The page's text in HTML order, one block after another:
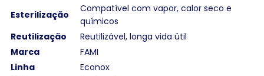
Esterilização
Compatível com vapor, calor seco e
químicos
Reutilização
Reutilizável, longa vida útil
Marca
FAMI
Linha
Econox